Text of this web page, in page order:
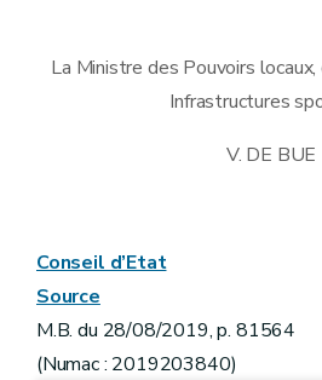
La Ministre des Pouvoirs
Infrastructures
V. DE BUE
Conseil d’Etat
Source
M.B. du 28/08/2019, p. 81564
(Numac : 2019203840)